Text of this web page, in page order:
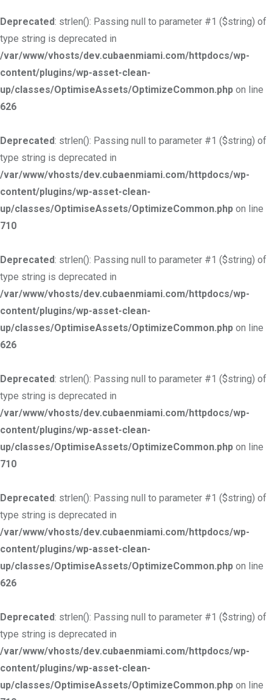
Deprecated: strlen(): Passing null to parameter #1 ($string) of
type string is deprecated in
/var/www/vhosts/dev.cubaenmiami.com/httpdocs/wp-
content/plugins/wp-asset-clean-
up/classes/OptimiseAssets/OptimizeCommon.php on line
626
Deprecated: strlen(): Passing null to parameter #1 ($string) of
type string is deprecated in
/var/www/vhosts/dev.cubaenmiami.com/httpdocs/wp-
content/plugins/wp-asset-clean-
up/classes/OptimiseAssets/OptimizeCommon.php on line
710
Deprecated: strlen(): Passing null to parameter #1 ($string) of
type string is deprecated in
/var/www/vhosts/dev.cubaenmiami.com/httpdocs/wp-
content/plugins/wp-asset-clean-
up/classes/OptimiseAssets/OptimizeCommon.php on line
626
Deprecated: strlen(): Passing null to parameter #1 ($string) of
type string is deprecated in
/var/www/vhosts/dev.cubaenmiami.com/httpdocs/wp-
content/plugins/wp-asset-clean-
up/classes/OptimiseAssets/OptimizeCommon.php on line
710
Deprecated: strlen(): Passing null to parameter #1 ($string) of
type string is deprecated in
/var/www/vhosts/dev.cubaenmiami.com/httpdocs/wp-
content/plugins/wp-asset-clean-
up/classes/OptimiseAssets/OptimizeCommon.php on line
626
Deprecated: strlen(): Passing null to parameter #1 ($string) of
type string is deprecated in
/var/www/vhosts/dev.cubaenmiami.com/httpdocs/wp-
content/plugins/wp-asset-clean-
up/classes/OptimiseAssets/OptimizeCommon.php on line